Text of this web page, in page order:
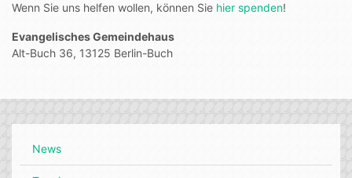
Wenn Sie uns helfen wollen, können Sie hier spenden!
Evangelisches Gemeindehaus
Alt-Buch 36, 13125 Berlin-Buch
News